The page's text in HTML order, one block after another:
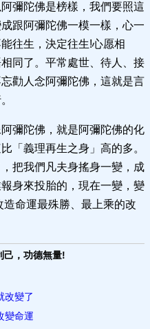
彌陀佛是榜樣，我們要照這
跟阿彌陀佛一模一樣，心一
往生，決定往生!心愿相
同了。平常處世、待人、接
勸人念阿彌陀佛，這就是言
彌陀佛，就是阿彌陀佛的化
「義理再生之身」高的多。
把我們凡夫身搖身一變，成
身來投胎的，現在一變，變
命運最殊勝、最上乘的改
己，功德無量!
改變了
變命運